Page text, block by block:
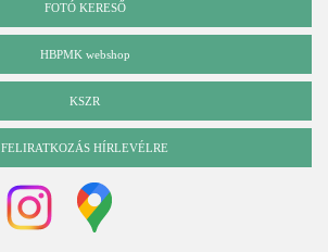
FOTÓ KERESŐ
HBPMK webshop
KSZR
FELIRATKOZÁS HÍRLEVÉLRE